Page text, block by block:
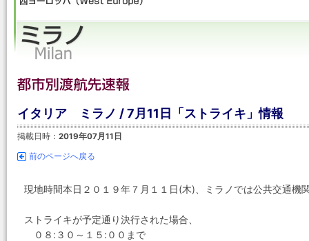
イタリア ミラノ / 7月11日「ストライキ」情報
掲載日時： 2019年07月11日
前のページへ戻る
現地時間本日２０１９年７月１１日(木)、ミラノでは公共交通機
ストライキが予定通り決行された場合、
０８:３０～１５:００まで